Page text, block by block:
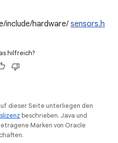
include/hardware/ sensors.h
hilfreich?
dieser Seite unterliegen den
beschrieben. Java und
Marken von Oracle